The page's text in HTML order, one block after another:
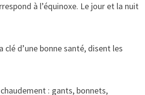
à l’équinoxe. Le jour et la nuit
d’une bonne santé, disent les
: gants, bonnets,